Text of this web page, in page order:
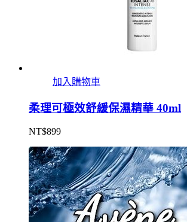
加入購物車
柔理可極效舒緩保濕精華 40ml
NT$899